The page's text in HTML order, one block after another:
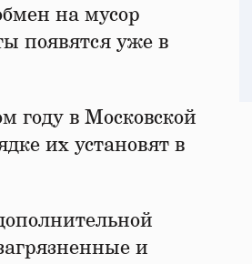
на мусор
появятся уже в
году в Московской
их установят в
и